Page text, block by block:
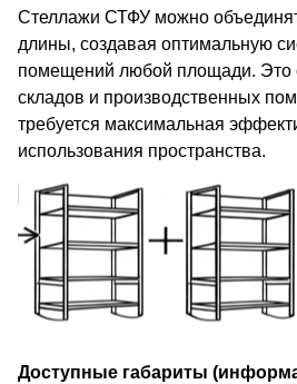
Стеллажи СТФУ можно
длины, создавая оптимальную
помещений любой площади. Это
складов и производственных
требуется максимальная
использования пространства.
Доступные габариты